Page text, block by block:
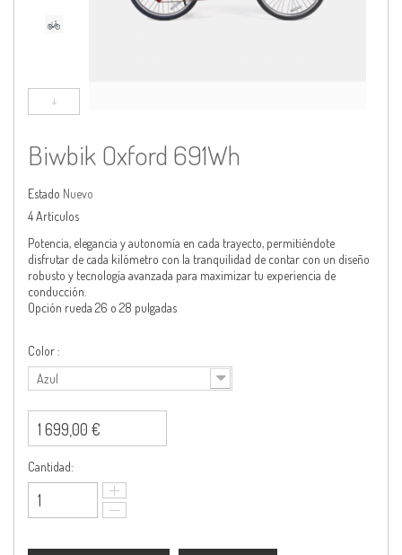
Biwbik Oxford 691Wh
Estado Nuevo
4Artículos
Potencia, elegancia y autonomía en cada trayecto, permitiéndote
disfrutar de cada kilómetro con la tranquilidad de contar con un diseño
robusto y tecnología avanzada para maximizar tu experiencia de
conducción.
Opción rueda 26 o 28 pulgadas
Color :
Azul
1 699,00 €
Cantidad: